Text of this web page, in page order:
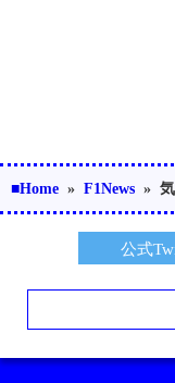
■Home » F1News »
公式